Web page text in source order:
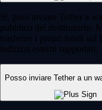
Sì, puoi inviare Tether a
pubblico del destinatario.
trasferire i propri fondi sul
indirizzi esterni supportati.
Posso inviare Tether a un